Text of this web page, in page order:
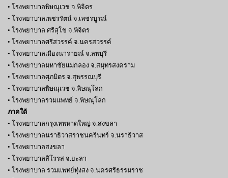
• โรงพยาบาลพิษณุเวช จ.พิจิตร
• โรงพยาบาลเพชรรัตน์ จ.เพชรบูรณ์
• โรงพยาบาล ศรีสุโข จ.พิจิตร
• โรงพยาบาลศรีสวรรค์ จ.นครสวรรค์
• โรงพยาบาลเมืองนารายณ์ จ.ลพบุรี
• โรงพยาบาลมหาชัยแม่กลอง จ.สมุทรสงคราม
• โรงพยาบาลศุภมิตร จ.สุพรรณบุรี
• โรงพยาบาลพิษณุเวช จ.พิษณุโลก
• โรงพยาบาลรวมแพทย์ จ.พิษณุโลก
ภาคใต้
• โรงพยาบาลกรุงเทพหาดใหญ่ จ.สงขลา
• โรงพยาบาลนราธิวาสราชนครินทร์ จ.นราธิวาส
• โรงพยาบาลสงขลา
• โรงพยาบาลสิโรรส จ.ยะลา
• โรงพยาบาล รวมแพทย์ทุ่งสง จ.นครศรีธรรมราช